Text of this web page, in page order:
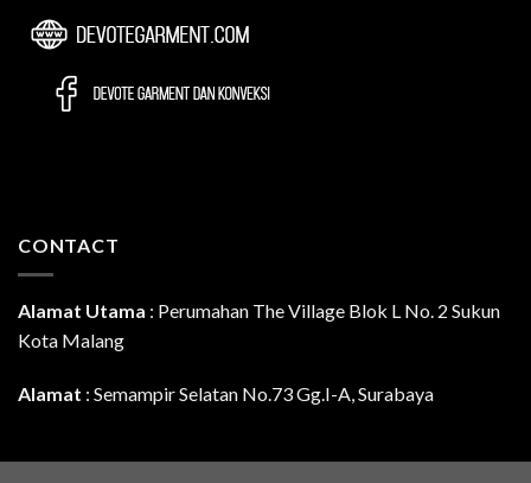
CONTACT
Alamat Utama : Perumahan The Village Blok L No. 2 Sukun
Kota Malang
Alamat : Semampir Selatan No.73 Gg.I-A, Surabaya